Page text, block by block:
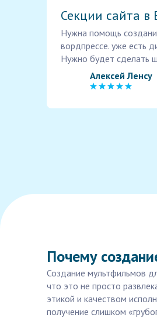
Секции сайта в
Нужна помощь
вордпрессе. уже есть
Нужно будет сделать
Алексей Ленсу
Почему
Создание мультфильмов
что это не просто
этикой и качеством
получение слишком